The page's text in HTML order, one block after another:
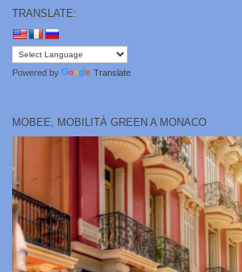
TRANSLATE:
Powered by Translate
MOBEE, MOBILITÀ GREEN A MONACO